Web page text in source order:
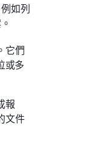
如列
它們
或多
報
文件